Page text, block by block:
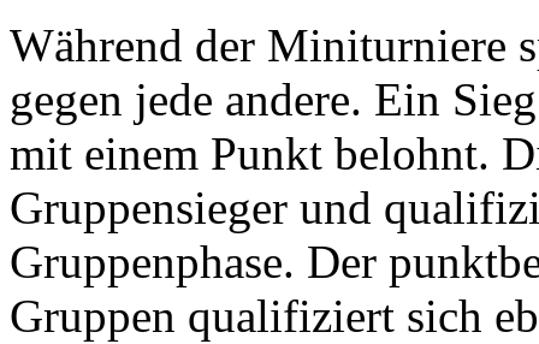
Während der Miniturniere
gegen jede andere. Ein
mit einem Punkt belohnt.
Gruppensieger und
Gruppenphase. Der
Gruppen qualifiziert sich